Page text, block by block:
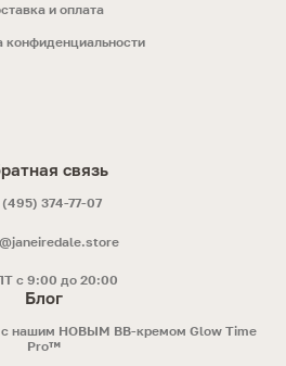
и оплата
конфиденциальности
связь
(495) 374-77-07
с 9:00 до 20:00
Блог
с нашим НОВЫМ ВВ-кремом Glow Time
Pro™